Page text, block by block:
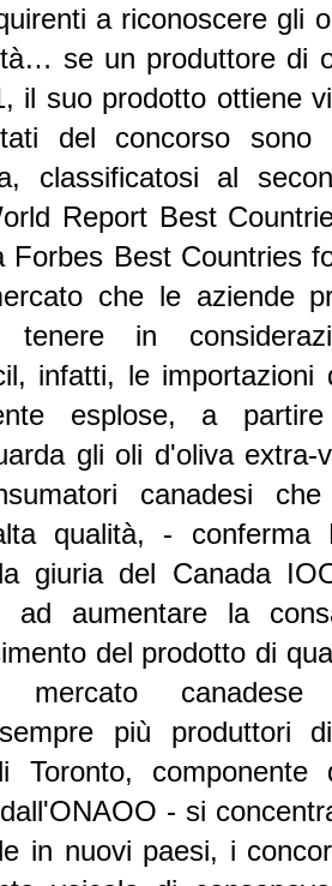
a riconoscere gli
se un produttore di
il suo prodotto ottiene
del concorso sono
classificatosi al
Report Best
Forbes Best Countries
che le aziende
in
infatti, le
esplose, a
gli oli d'oliva extra-
canadesi
qualità, - conferma
giuria del Canada
aumentare la
del prodotto di
canadese
più produttori
Toronto, componente
- si
in nuovi paesi, i